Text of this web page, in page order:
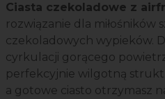
Ciasta czekoladowe z
rozwiązanie dla miłośników
czekoladowych wypieków.
cyrkulacji gorącego
perfekcyjnie wilgotną
a gotowe ciasto otrzymasz